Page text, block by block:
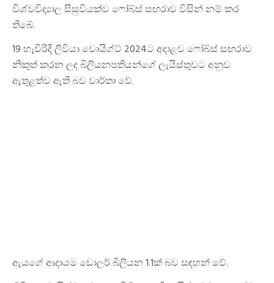
විශ්වවිද්‍යාල සිසුවියක්ව ෆෝබ්ස් සඟරාව විසින් නම් කර
තිබේ.
19 හැවිරිදි ලිවියා වොයිග්ට් 2024ට අදාළව ෆෝබ්ස් සඟරාව
නිකුත් කරන ලද බිලියනපතියන්ගේ ලැයිස්තුවට අනුව
ඇතුළත්ව ඇති බව වාර්තා වේ.
ඇයගේ ආදායම ඩොලර් බිලියන 1.1ක් බව සඳහන් වේ.